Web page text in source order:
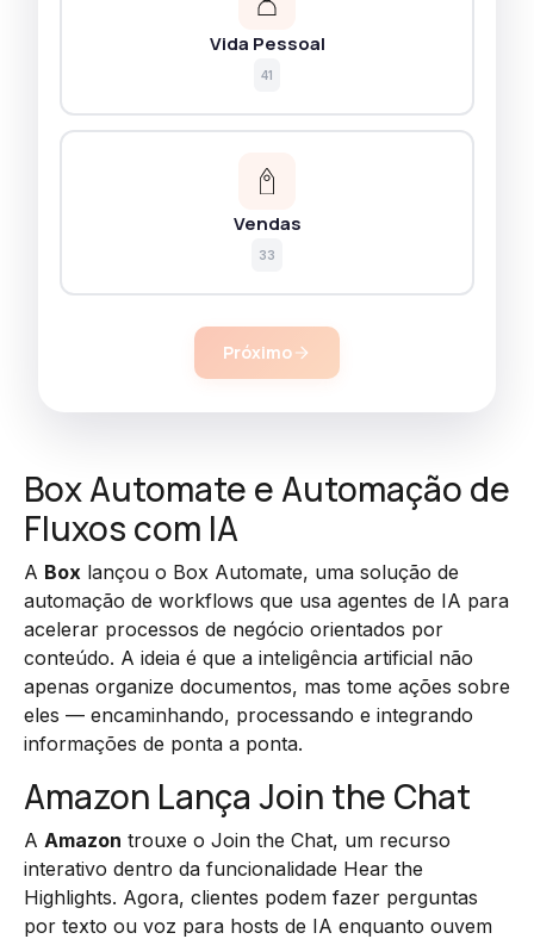
Vida Pessoal
41
Vendas
33
Próximo
Box Automate e Automação de
Fluxos com IA
A Box lançou o Box Automate, uma solução de
automação de workflows que usa agentes de IA para
acelerar processos de negócio orientados por
conteúdo. A ideia é que a inteligência artificial não
apenas organize documentos, mas tome ações sobre
eles — encaminhando, processando e integrando
informações de ponta a ponta.
Amazon Lança Join the Chat
A Amazon trouxe o Join the Chat, um recurso
interativo dentro da funcionalidade Hear the
Highlights. Agora, clientes podem fazer perguntas
por texto ou voz para hosts de IA enquanto ouvem